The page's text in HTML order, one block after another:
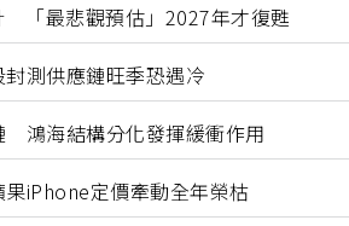
「最悲觀預估」2027年才復甦
測供應鏈旺季恐遇冷
鴻海結構分化發揮緩衝作用
iPhone定價牽動全年榮枯